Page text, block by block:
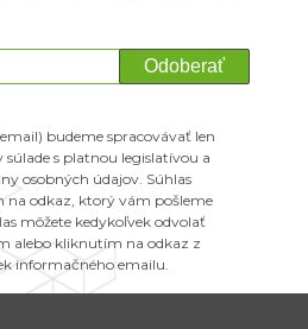
Odoberať
budeme spracovávať len
s platnou legislatívou a
osobných údajov. Súhlas
odkaz, ktorý vám pošleme
môžete kedykoľvek odvolať
alebo kliknutím na odkaz z
informačného emailu.